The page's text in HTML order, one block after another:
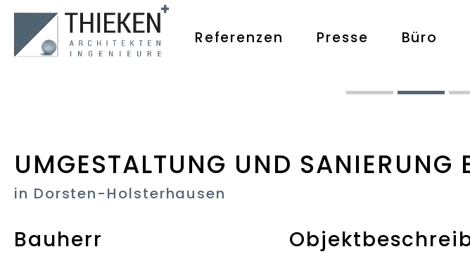
Referenzen Presse Büro
UMGESTALTUNG UND SANIERUNG
in Dorsten-Holsterhausen
Bauherr